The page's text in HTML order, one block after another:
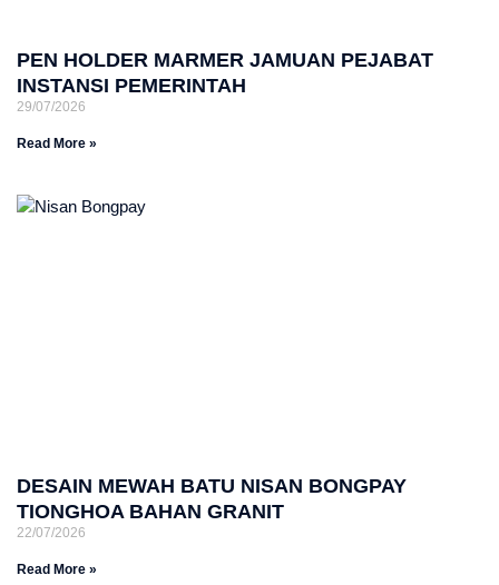
PEN HOLDER MARMER JAMUAN PEJABAT
INSTANSI PEMERINTAH
29/07/2026
Read More »
DESAIN MEWAH BATU NISAN BONGPAY
TIONGHOA BAHAN GRANIT
22/07/2026
Read More »